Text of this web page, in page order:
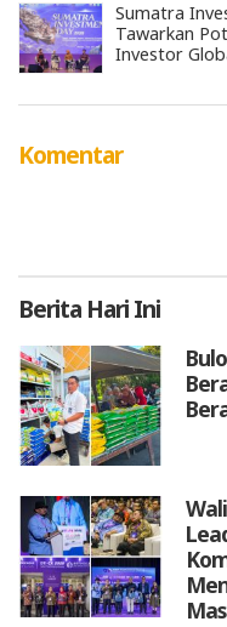
Sumatra
Tawarkan
Investor
Komentar
Berita Hari Ini